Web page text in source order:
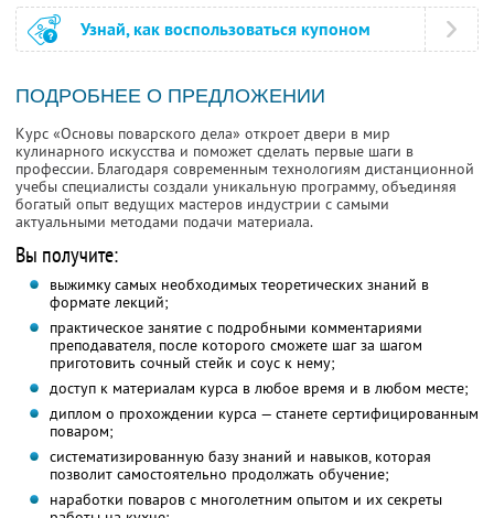
Узнай, как воспользоваться купоном
ПОДРОБНЕЕ О ПРЕДЛОЖЕНИИ
Курс «Основы поварского дела» откроет двери в мир
кулинарного искусства и поможет сделать первые шаги в
профессии. Благодаря современным технологиям дистанционной
учебы специалисты создали уникальную программу, объединяя
богатый опыт ведущих мастеров индустрии с самыми
актуальными методами подачи материала.
Вы получите:
выжимку самых необходимых теоретических знаний в
формате лекций;
практическое занятие с подробными комментариями
преподавателя, после которого сможете шаг за шагом
приготовить сочный стейк и соус к нему;
доступ к материалам курса в любое время и в любом месте;
диплом о прохождении курса — станете сертифицированным
поваром;
систематизированную базу знаний и навыков, которая
позволит самостоятельно продолжать обучение;
наработки поваров с многолетним опытом и их секреты